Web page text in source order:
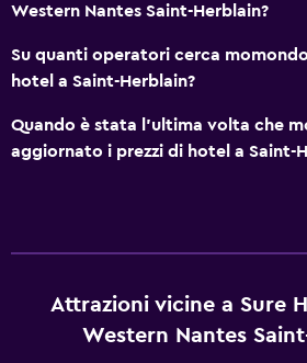
Western Nantes Saint-Herblain?
Su quanti operatori cerca
hotel a Saint-Herblain?
Quando è stata l'ultima volta che
aggiornato i prezzi di hotel a Saint-
Attrazioni vicine a Sure
Western Nantes